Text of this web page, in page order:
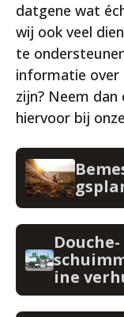
datgene wat
wij ook veel
te
informatie over
zijn? Neem
hiervoor bij
Douche-
ine